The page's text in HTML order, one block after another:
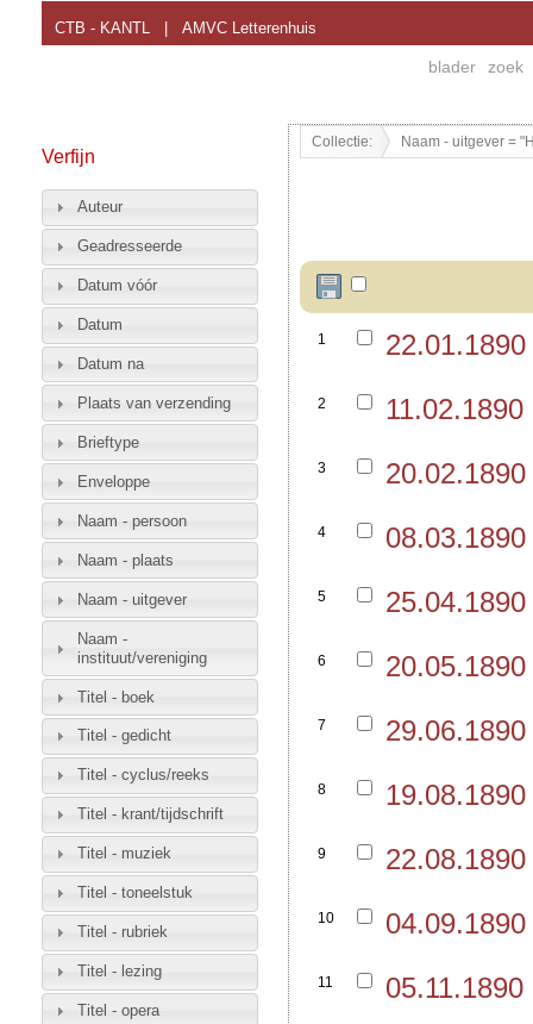
CTB - KANTL AMVC Letterenhuis
blader zoek
Collectie: Naam - uitgever =
1
2
3
4
5
6
7
8
9
10
11
Verfijn
Auteur
Geadresseerde
Datum vóór
Datum
Datum na
Plaats van verzending
Brieftype
Enveloppe
Naam - persoon
Naam - plaats
Naam - uitgever
Naam -
instituut/vereniging
Titel - boek
Titel - gedicht
Titel - cyclus/reeks
Titel - krant/tijdschrift
Titel - muziek
Titel - toneelstuk
Titel - rubriek
Titel - lezing
Titel - opera